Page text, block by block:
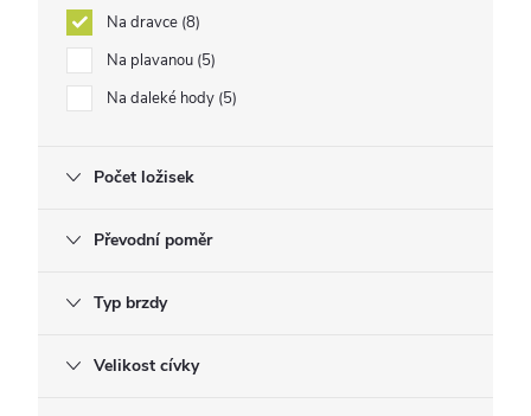
Na dravce 8
Na plavanou 5
Na daleké hody 5
Počet ložisek
Převodní poměr
Typ brzdy
Velikost cívky